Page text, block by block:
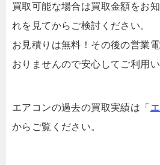
買取可能な場合は買取金額をお
れを見てからご検討ください。
お見積りは無料！その後の営業
おりませんので安心してご利用い
エアコンの過去の買取実績は「
からご覧ください。